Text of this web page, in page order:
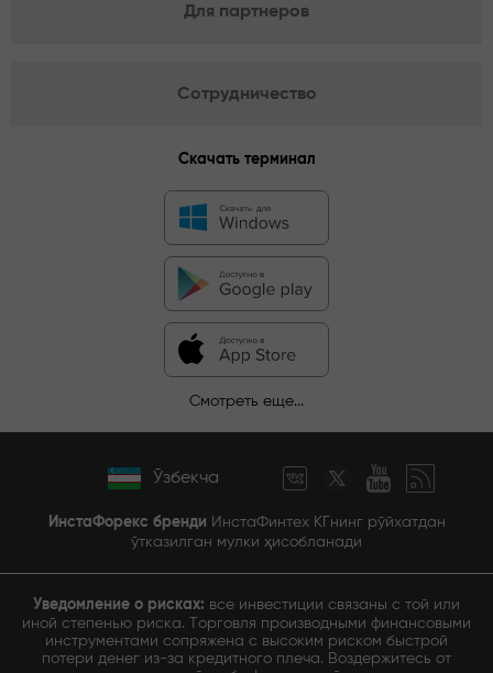
Для партнеров
Сотрудничество
Скачать терминал
Смотреть еще...
Ўзбекча
ИнстаФорекс бренди ИнстаФинтех КГнинг рўйхатдан
ўтказилган мулки ҳисобланади
Уведомление о рисках: все инвестиции связаны с той или
иной степенью риска. Торговля производными финансовыми
инструментами сопряжена с высоким риском быстрой
потери денег из-за кредитного плеча. Воздержитесь от